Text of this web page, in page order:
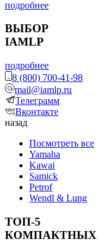
подробнее
ВЫБОР
IAMLP
подробнее
8 (800) 700-41-98
mail@iamlp.ru
Телеграмм
Вконтакте
назад
Посмотреть все
Yamaha
Kawai
Samick
Petrof
Wendl & Lung
ТОП-5
КОМПАКТНЫХ